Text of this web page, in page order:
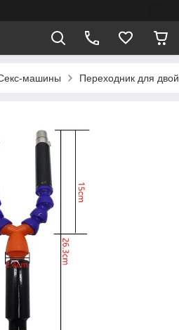
машины Переходник для